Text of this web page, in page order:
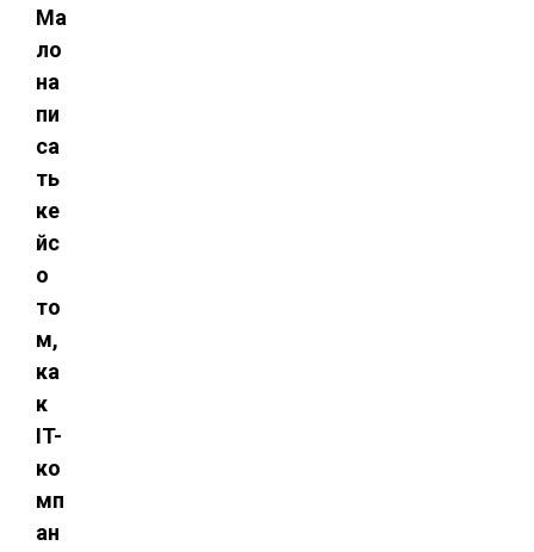
Ма
ло
на
пи
са
ть
ке
йс
о
то
м,
ка
к
IT-
ко
мп
ан